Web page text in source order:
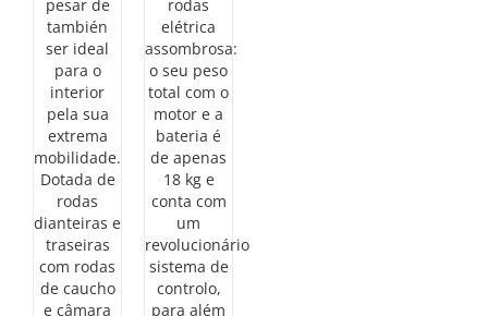
pesar de
también
ser ideal
para o
interior
pela sua
extrema
mobilidade.
Dotada de
rodas
dianteiras e
traseiras
com rodas
de caucho
e câmara
rodas
elétrica
assombrosa:
o seu peso
total com o
motor e a
bateria é
de apenas
18 kg e
conta com
um
revolucionário
sistema de
controlo,
para além